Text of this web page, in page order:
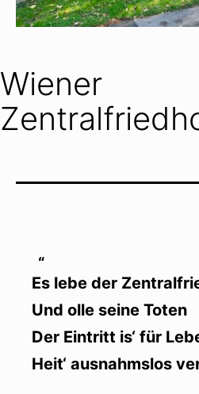
Wiener
Es lebe der
Und olle seine Toten
Der Eintritt is‘ für
Heit‘ ausnahmslos